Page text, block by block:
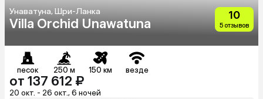
Унаватуна, Шри-Ланка
Villa Orchid Unawatuna
10
5 отзывов
песок 250 м 150 км везде
от 137 612 ₽
20 окт. - 26 окт., 6 ночей